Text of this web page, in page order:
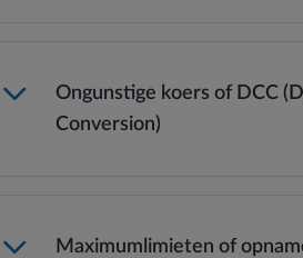
Ongunstige koers of DCC
Conversion)
Maximumlimieten of